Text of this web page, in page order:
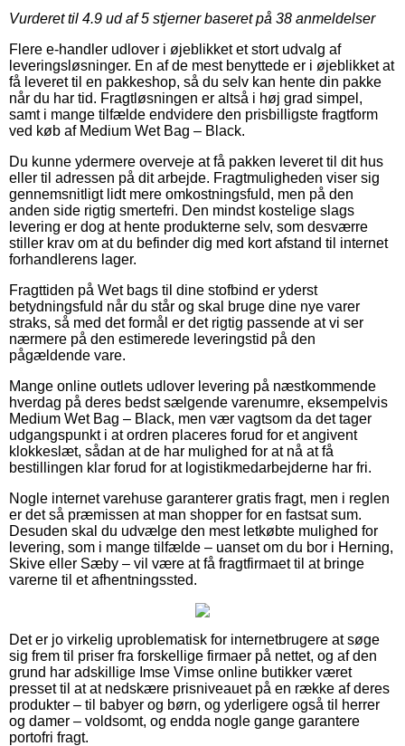
Vurderet til 4.9 ud af 5 stjerner baseret på 38 anmeldelser
Flere e-handler udlover i øjeblikket et stort udvalg af
leveringsløsninger. En af de mest benyttede er i øjeblikket at
få leveret til en pakkeshop, så du selv kan hente din pakke
når du har tid. Fragtløsningen er altså i høj grad simpel,
samt i mange tilfælde endvidere den prisbilligste fragtform
ved køb af Medium Wet Bag – Black.
Du kunne ydermere overveje at få pakken leveret til dit hus
eller til adressen på dit arbejde. Fragtmuligheden viser sig
gennemsnitligt lidt mere omkostningsfuld, men på den
anden side rigtig smertefri. Den mindst kostelige slags
levering er dog at hente produkterne selv, som desværre
stiller krav om at du befinder dig med kort afstand til internet
forhandlerens lager.
Fragttiden på Wet bags til dine stofbind er yderst
betydningsfuld når du står og skal bruge dine nye varer
straks, så med det formål er det rigtig passende at vi ser
nærmere på den estimerede leveringstid på den
pågældende vare.
Mange online outlets udlover levering på næstkommende
hverdag på deres bedst sælgende varenumre, eksempelvis
Medium Wet Bag – Black, men vær vagtsom da det tager
udgangspunkt i at ordren placeres forud for et angivent
klokkeslæt, sådan at de har mulighed for at nå at få
bestillingen klar forud for at logistikmedarbejderne har fri.
Nogle internet varehuse garanterer gratis fragt, men i reglen
er det så præmissen at man shopper for en fastsat sum.
Desuden skal du udvælge den mest letkøbte mulighed for
levering, som i mange tilfælde – uanset om du bor i Herning,
Skive eller Sæby – vil være at få fragtfirmaet til at bringe
varerne til et afhentningssted.
Det er jo virkelig uproblematisk for internetbrugere at søge
sig frem til priser fra forskellige firmaer på nettet, og af den
grund har adskillige Imse Vimse online butikker været
presset til at at nedskære prisniveauet på en række af deres
produkter – til babyer og børn, og yderligere også til herrer
og damer – voldsomt, og endda nogle gange garantere
portofri fragt.